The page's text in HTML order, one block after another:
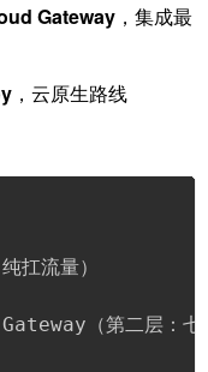
Gateway ，集成最
，云原生路线
扛流量）
（第二层：七